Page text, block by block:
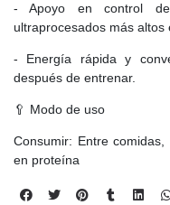
- Apoyo en control de
ultraprocesados más altos
- Energía rápida y
después de entrenar.
🥄 Modo de uso
Consumir: Entre
en proteína